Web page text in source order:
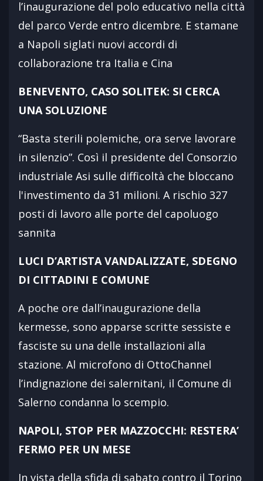
l’inaugurazione del polo educativo nella città
del parco Verde entro dicembre. E stamane
a Napoli siglati nuovi accordi di
collaborazione tra Italia e Cina
BENEVENTO, CASO SOLITEK: SI CERCA
UNA SOLUZIONE
“Basta sterili polemiche, ora serve lavorare
in silenzio”. Così il presidente del Consorzio
industriale Asi sulle difficoltà che bloccano
l'investimento da 31 milioni. A rischio 327
posti di lavoro alle porte del capoluogo
sannita
LUCI D’ARTISTA VANDALIZZATE, SDEGNO
DI CITTADINI E COMUNE
A poche ore dall’inaugurazione della
kermesse, sono apparse scritte sessiste e
fasciste su una delle installazioni alla
stazione. Al microfono di OttoChannel
l’indignazione dei salernitani, il Comune di
Salerno condanna lo scempio.
NAPOLI, STOP PER MAZZOCCHI: RESTERA’
FERMO PER UN MESE
In vista della sfida di sabato contro il Torino